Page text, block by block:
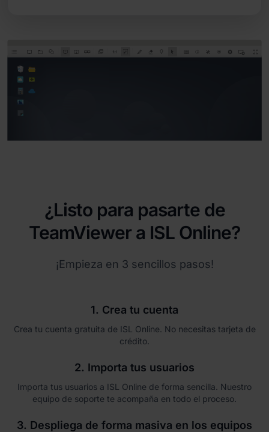
¿Listo para pasarte de
TeamViewer a ISL Online?
¡Empieza en 3 sencillos pasos!
1. Crea tu cuenta
Crea tu cuenta gratuita de ISL Online. No necesitas tarjeta de
crédito.
2. Importa tus usuarios
Importa tus usuarios a ISL Online de forma sencilla. Nuestro
equipo de soporte te acompaña en todo el proceso.
3. Despliega de forma masiva en los equipos